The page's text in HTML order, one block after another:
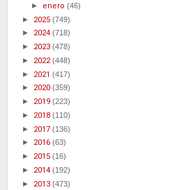
► enero(46)
► 2025 (749)
► 2024 (718)
► 2023 (478)
► 2022(448)
► 2021 (417)
► 2020 (359)
► 2019 (223)
► 2018 (110)
► 2017 (136)
► 2016 (63)
► 2015 (16)
► 2014 (192)
► 2013 (473)